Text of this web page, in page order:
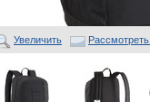
Увеличить